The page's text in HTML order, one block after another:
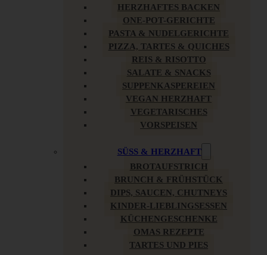
HERZHAFTES BACKEN
ONE-POT-GERICHTE
PASTA & NUDELGERICHTE
PIZZA, TARTES & QUICHES
REIS & RISOTTO
SALATE & SNACKS
SUPPENKASPEREIEN
VEGAN HERZHAFT
VEGETARISCHES
VORSPEISEN
SÜSS & HERZHAFT
BROTAUFSTRICH
BRUNCH & FRÜHSTÜCK
DIPS, SAUCEN, CHUTNEYS
KINDER-LIEBLINGSESSEN
KÜCHENGESCHENKE
OMAS REZEPTE
TARTES UND PIES